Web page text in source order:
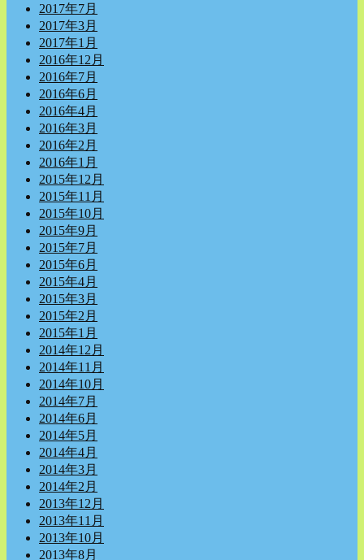
2017年7月
2017年3月
2017年1月
2016年12月
2016年7月
2016年6月
2016年4月
2016年3月
2016年2月
2016年1月
2015年12月
2015年11月
2015年10月
2015年9月
2015年7月
2015年6月
2015年4月
2015年3月
2015年2月
2015年1月
2014年12月
2014年11月
2014年10月
2014年7月
2014年6月
2014年5月
2014年4月
2014年3月
2014年2月
2013年12月
2013年11月
2013年10月
2013年8月